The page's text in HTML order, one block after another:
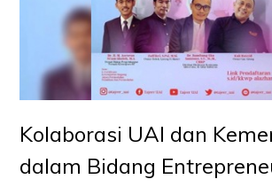
Kolaborasi UAI dan
dalam Bidang